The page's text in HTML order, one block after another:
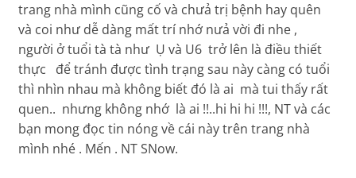
trang nhà mình cũng cố và chưả trị bệnh hay quên
và coi như dễ dàng mất trí nhớ nưả vời đi nhe ,
người ở tuổi tà tà như Ụ và U6 trở lên là điều thiết
thực để tránh được tình trạng sau này càng có tuổi
thì nhìn nhau mà không biết đó là ai mà tui thấy rất
quen.. nhưng không nhớ là ai !!..hi hi hi !!!, NT và các
bạn mong đọc tin nóng về cái này trên trang nhà
mình nhé . Mến . NT SNow.